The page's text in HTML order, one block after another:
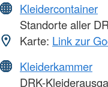
Kleidercontainer
Standorte aller
Karte: Link zur
Kleiderkammer
DRK-